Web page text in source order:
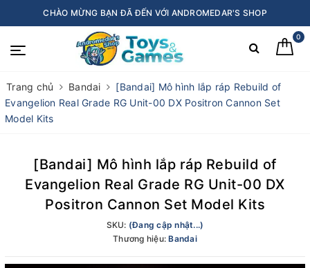
CHÀO MỪNG BẠN ĐÃ ĐẾN VỚI ANDROMEDAR'S SHOP
0
Trang chủ Bandai
[Bandai] Mô hình lắp ráp Rebuild of
Evangelion Real Grade RG Unit-00 DX Positron Cannon Set
Model Kits
[Bandai] Mô hình lắp ráp Rebuild of
Evangelion Real Grade RG Unit-00 DX
Positron Cannon Set Model Kits
SKU: (Đang cập nhật...)
Thương hiệu:Bandai